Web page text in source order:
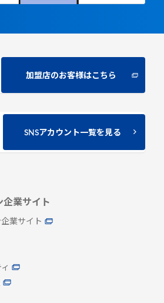
加盟店のお客様はこちら
SNSアカウント一覧を見る
企業サイト
業サイト